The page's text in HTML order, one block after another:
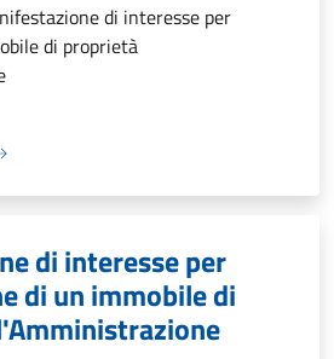
di interesse per
di proprietà
di interesse per
di un immobile di